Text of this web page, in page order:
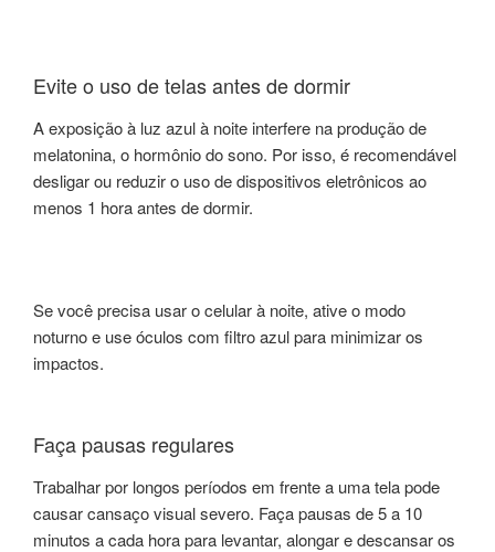
Evite o uso de telas antes de dormir
A exposição à luz azul à noite interfere na produção de
melatonina, o hormônio do sono. Por isso, é recomendável
desligar ou reduzir o uso de dispositivos eletrônicos ao
menos 1 hora antes de dormir.
Se você precisa usar o celular à noite, ative o modo
noturno e use óculos com filtro azul para minimizar os
impactos.
Faça pausas regulares
Trabalhar por longos períodos em frente a uma tela pode
causar cansaço visual severo. Faça pausas de 5 a 10
minutos a cada hora para levantar, alongar e descansar os